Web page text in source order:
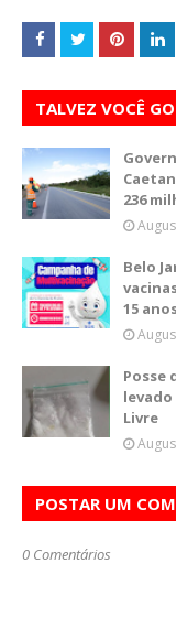
TALVEZ VOCÊ
236
Belo
15
Posse
levado
Livre
POSTAR UM
0 Comentários